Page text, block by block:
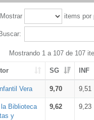
Mostrar items por
Mostrando 1 a 107 de 107
SG INF
Vera 9,70 9,51
Biblioteca
y
9,62 9,23